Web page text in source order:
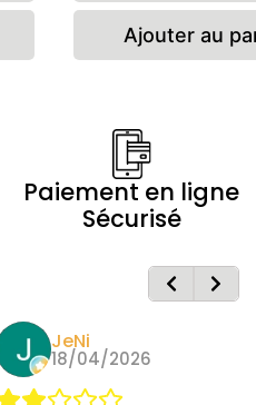
Ajouter au
Paiement en ligne
Sécurisé
JeNi
18/04/2026